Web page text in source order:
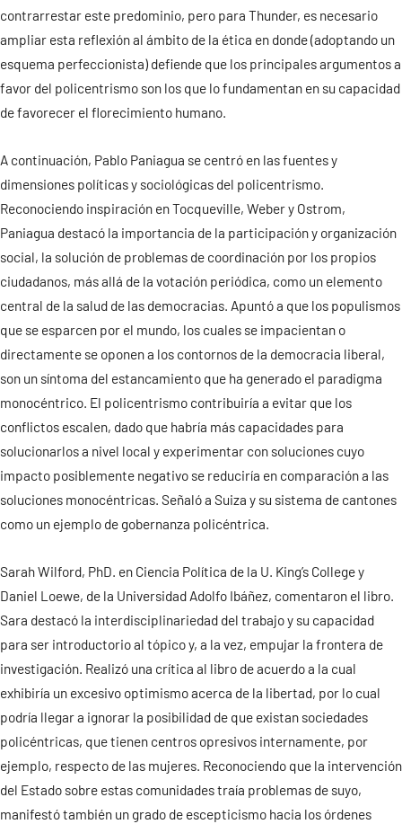
contrarrestar este predominio, pero para Thunder, es necesario
ampliar esta reflexión al ámbito de la ética en donde (adoptando un
esquema perfeccionista) defiende que los principales argumentos a
favor del policentrismo son los que lo fundamentan en su capacidad
de favorecer el florecimiento humano.
A continuación, Pablo Paniagua se centró en las fuentes y
dimensiones políticas y sociológicas del policentrismo.
Reconociendo inspiración en Tocqueville, Weber y Ostrom,
Paniagua destacó la importancia de la participación y organización
social, la solución de problemas de coordinación por los propios
ciudadanos, más allá de la votación periódica, como un elemento
central de la salud de las democracias. Apuntó a que los populismos
que se esparcen por el mundo, los cuales se impacientan o
directamente se oponen a los contornos de la democracia liberal,
son un síntoma del estancamiento que ha generado el paradigma
monocéntrico. El policentrismo contribuiría a evitar que los
conflictos escalen, dado que habría más capacidades para
solucionarlos a nivel local y experimentar con soluciones cuyo
impacto posiblemente negativo se reduciría en comparación a las
soluciones monocéntricas. Señaló a Suiza y su sistema de cantones
como un ejemplo de gobernanza policéntrica.
Sarah Wilford, PhD. en Ciencia Política de la U. King’s College y
Daniel Loewe, de la Universidad Adolfo Ibáñez, comentaron el libro.
Sara destacó la interdisciplinariedad del trabajo y su capacidad
para ser introductorio al tópico y, a la vez, empujar la frontera de
investigación. Realizó una crítica al libro de acuerdo a la cual
exhibiría un excesivo optimismo acerca de la libertad, por lo cual
podría llegar a ignorar la posibilidad de que existan sociedades
policéntricas, que tienen centros opresivos internamente, por
ejemplo, respecto de las mujeres. Reconociendo que la intervención
del Estado sobre estas comunidades traía problemas de suyo,
manifestó también un grado de escepticismo hacia los órdenes